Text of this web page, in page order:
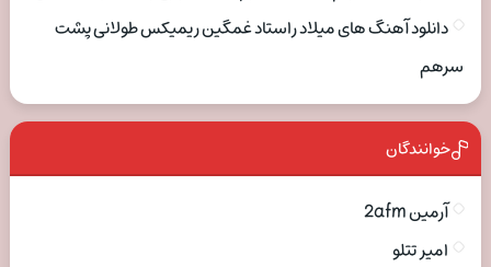
دانلود آهنگ های میلاد راستاد غمگین ریمیکس طولانی پشت
سرهم
خوانندگان
آرمین 2afm
امیر تتلو